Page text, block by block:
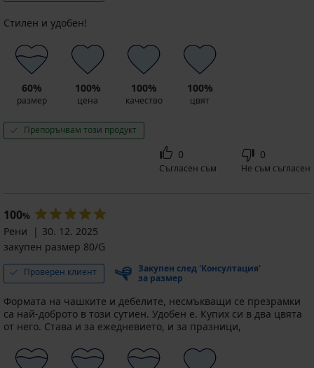
Стилен и удобен!
60%
размер
100%
цена
100%
качество
100%
цвят
Препоръчвам този продукт
0
Съгласен съм
0
Не съм съгласен
100%
Рени
30. 12. 2025
закупен размер 80/G
Проверен клиент
Закупен след 'Консултация'
за размер
Формата на чашките и дебелите, несмъкващи се презрамки
са най-доброто в този сутиен. Удобен е. Купих си в два цвята
от него. Става и за ежедневието, и за празници,